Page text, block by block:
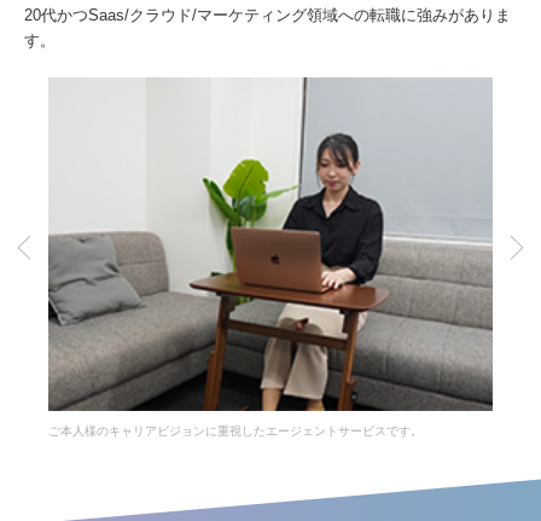
20代かつSaas/クラウド/マーケティング領域への転職に強みがありま
す。
ご本人様のキャリアビジョンに重視したエージェントサービスです。